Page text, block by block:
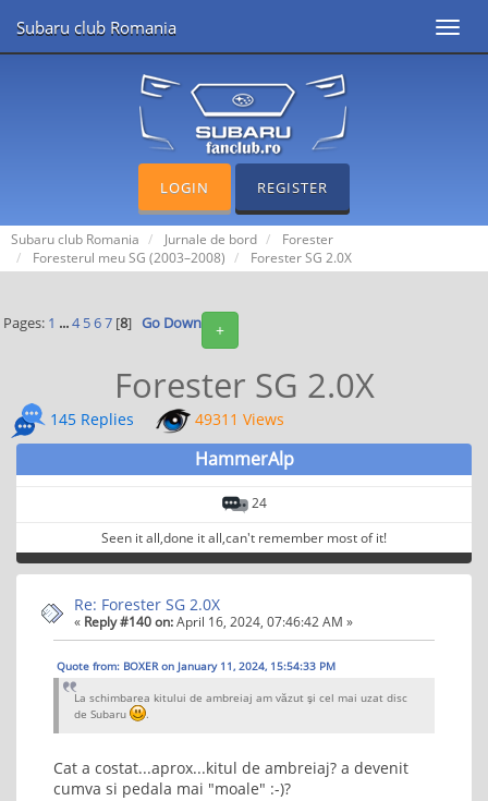
Subaru club Romania
LOGIN REGISTER
Subaru club Romania Jurnale de bord
Forester
Foresterul meu SG (2003–2008)
Forester SG 2.0X
+
Pages: 1 ...4 5 6 7[8] Go Down
Forester SG 2.0X
145 Replies 49311 Views
HammerAlp
24
Seen it all,done it all,can't remember most of it!
Re: Forester SG 2.0X
« Reply #140 on:April 16, 2024, 07:46:42 AM »
Quote from: BOXER on January 11, 2024, 15:54:33 PM
La schimbarea kitului de ambreiaj am văzut şi cel mai uzat disc
de Subaru
.
Cat a costat...aprox...kitul de ambreiaj? a devenit
cumva si pedala mai "moale" :-)?